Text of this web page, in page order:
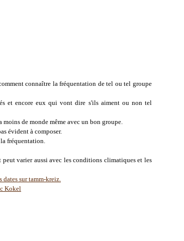
connaître la fréquentation de tel ou tel groupe
et encore eux qui vont dire s'ils aiment ou non tel
moins de monde même avec un bon groupe.
évident à composer.
fréquentation.
varier aussi avec les conditions climatiques et les